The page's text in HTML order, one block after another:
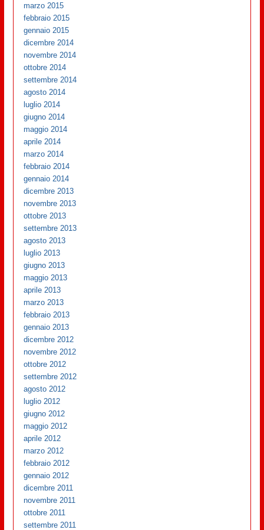
marzo 2015
febbraio 2015
gennaio 2015
dicembre 2014
novembre 2014
ottobre 2014
settembre 2014
agosto 2014
luglio 2014
giugno 2014
maggio 2014
aprile 2014
marzo 2014
febbraio 2014
gennaio 2014
dicembre 2013
novembre 2013
ottobre 2013
settembre 2013
agosto 2013
luglio 2013
giugno 2013
maggio 2013
aprile 2013
marzo 2013
febbraio 2013
gennaio 2013
dicembre 2012
novembre 2012
ottobre 2012
settembre 2012
agosto 2012
luglio 2012
giugno 2012
maggio 2012
aprile 2012
marzo 2012
febbraio 2012
gennaio 2012
dicembre 2011
novembre 2011
ottobre 2011
settembre 2011